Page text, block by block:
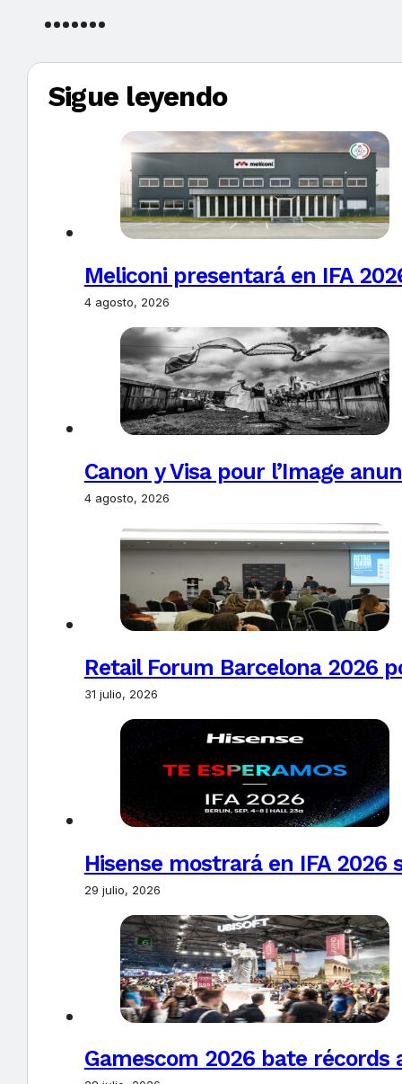
Sigue leyendo
Meliconi presentará en IFA
4 agosto, 2026
Canon y Visa pour l’Image
4 agosto, 2026
Retail Forum Barcelona 2026
31 julio, 2026
Hisense mostrará en IFA
29 julio, 2026
Gamescom 2026 bate récords